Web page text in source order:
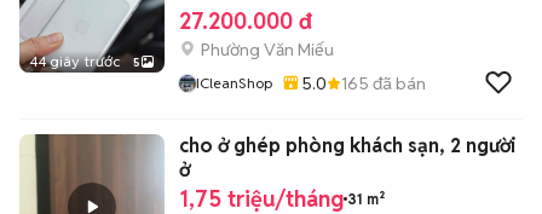
44 giây trước 5
27.200.000 đ
Phường Văn Miếu
ICleanShop 5.0 165 đã bán
cho ở ghép phòng khách sạn, 2 người
ở
1,75 triệu/tháng 31 m²